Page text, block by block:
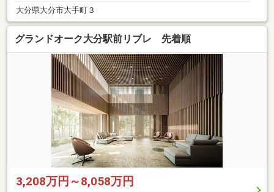
大分県大分市大手町３
グランドオーク大分駅前リブレ 先着順
3,208万円～8,058万円